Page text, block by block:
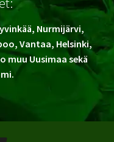
Nurmijärvi,
Vantaa, Helsinki,
muu Uusimaa sekä